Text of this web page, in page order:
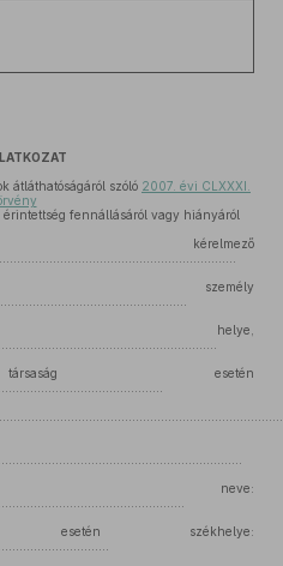
átláthatóságáról szóló 2007. évi CLXXXI.
fennállásáról vagy hiányáról
személy
helye,
esetén
neve:
esetén székhelye: